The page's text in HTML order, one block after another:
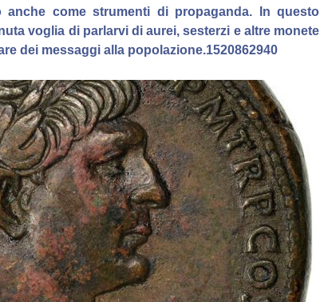
anche come strumenti di propaganda. In questo
voglia di parlarvi di aurei, sesterzi e altre monete
dei messaggi alla popolazione.1520862940